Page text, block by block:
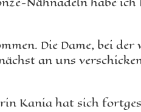
Die Dame, bei
an uns
Kania hat sich